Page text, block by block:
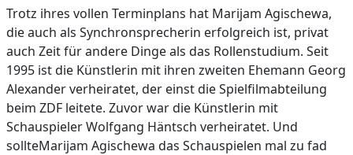
Trotz ihres vollen Terminplans hat Marijam Agischewa,
die auch als Synchronsprecherin erfolgreich ist, privat
auch Zeit für andere Dinge als das Rollenstudium. Seit
1995 ist die Künstlerin mit ihren zweiten Ehemann Georg
Alexander verheiratet, der einst die Spielfilmabteilung
beim ZDF leitete. Zuvor war die Künstlerin mit
Schauspieler Wolfgang Häntsch verheiratet. Und
sollteMarijam Agischewa das Schauspielen mal zu fad